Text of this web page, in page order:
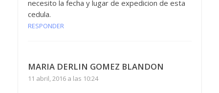
necesito la fecha y lugar de expedicion de esta
cedula.
RESPONDER
MARIA DERLIN GOMEZ BLANDON
11 abril, 2016 a las 10:24